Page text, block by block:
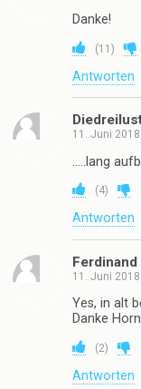
Danke!
(11 )
Antworten
11. Juni 2018
…..lang
(4)
Antworten
Ferdinand
11. Juni 2018
Yes, in alt
Danke
(2)
Antworten